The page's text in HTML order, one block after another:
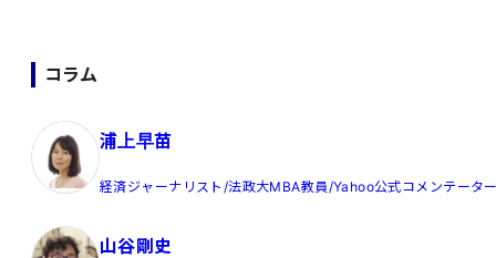
コラム
浦上早苗
経済ジャーナリスト/法政大MBA教員/Yahoo公式コメンテータ
山谷剛史